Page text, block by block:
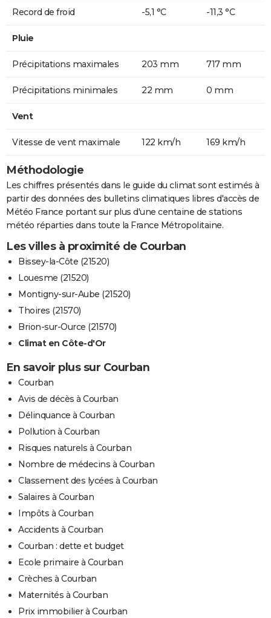
Record de froid -5,1 °C -11,3 °C
Pluie
Précipitations maximales 203 mm 717 mm
Précipitations minimales 22 mm 0 mm
Vent
Vitesse de vent maximale 122 km/h 169 km/h
Méthodologie
Les chiffres présentés dans le guide du climat sont estimés à
partir des données des bulletins climatiques libres d'accès de
Météo France portant sur plus d'une centaine de stations
météo réparties dans toute la France Métropolitaine.
Les villes à proximité de Courban
Bissey-la-Côte (21520)
Louesme (21520)
Montigny-sur-Aube (21520)
Thoires (21570)
Brion-sur-Ource (21570)
Climat en Côte-d'Or
En savoir plus sur Courban
Courban
Avis de décès à Courban
Délinquance à Courban
Pollution à Courban
Risques naturels à Courban
Nombre de médecins à Courban
Classement des lycées à Courban
Salaires à Courban
Impôts à Courban
Accidents à Courban
Courban : dette et budget
Ecole primaire à Courban
Crèches à Courban
Maternités à Courban
Prix immobilier à Courban